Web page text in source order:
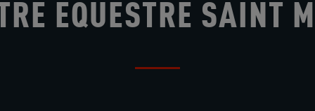
EQUESTRE SAINT